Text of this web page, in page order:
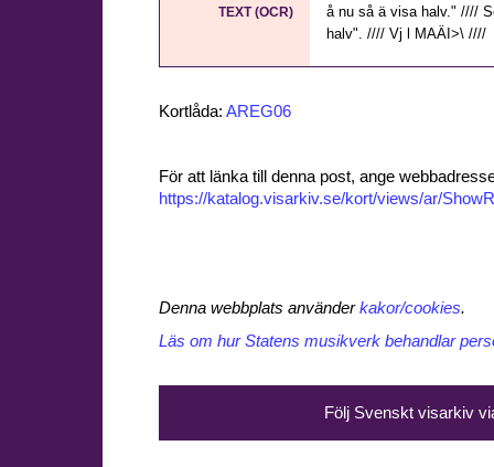
TEXT (OCR)
å nu så ä visa halv." ////
halv". //// Vj l MAÄI>\ ////
Kortlåda: AREG06
För att länka till denna post, ange
https://katalog.visarkiv.se/kort/views/ar/
Denna webbplats använderkakor/cookies.
Läs om hur Statens musikverk behandlar
Följ Svenskt visarkiv